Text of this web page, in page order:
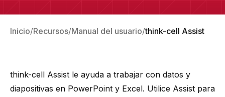
Inicio Recursos Manual del usuario think-cell Assist
think-cell Assist le ayuda a trabajar con datos y
diapositivas en PowerPoint y Excel. Utilice Assist para